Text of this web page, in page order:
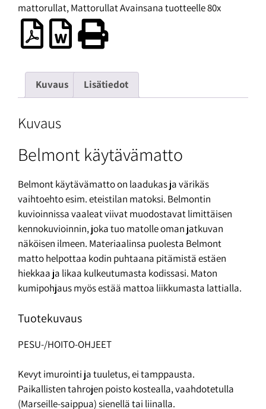
mattorullat,MattorullatAvainsana tuotteelle80x
Kuvaus Lisätiedot
Kuvaus
Belmont käytävämatto
Belmont käytävämatto on laadukas ja värikäs
vaihtoehto esim. eteistilan matoksi. Belmontin
kuvioinnissa vaaleat viivat muodostavat limittäisen
kennokuvioinnin, joka tuo matolle oman jatkuvan
näköisen ilmeen. Materiaalinsa puolesta Belmont
matto helpottaa kodin puhtaana pitämistä estäen
hiekkaa ja likaa kulkeutumasta kodissasi. Maton
kumipohjaus myös estää mattoa liikkumasta lattialla.
Tuotekuvaus
PESU-/HOITO-OHJEET
Kevyt imurointi ja tuuletus, ei tamppausta.
Paikallisten tahrojen poisto kostealla, vaahdotetulla
(Marseille-saippua) sienellä tai liinalla.